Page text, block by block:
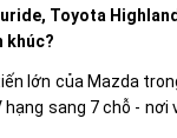
Toyota
khúc?
lớn của Mazda
sang 7 chỗ -